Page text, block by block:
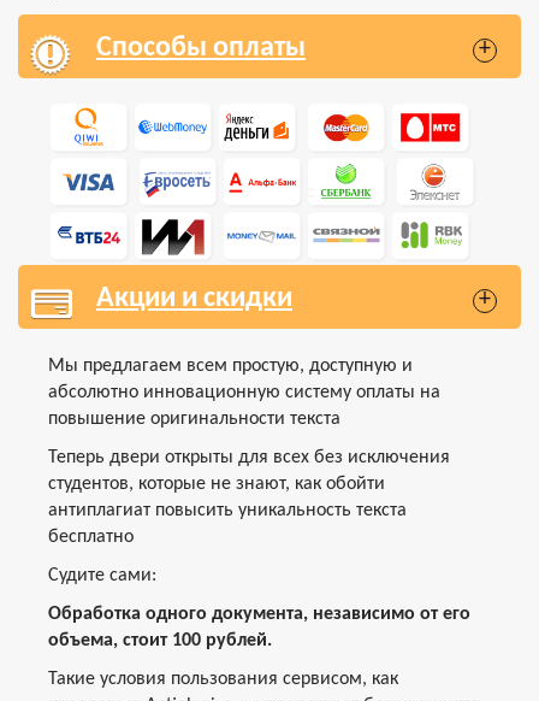
Способы оплаты +
Акции и скидки +
Мы предлагаем всем простую, доступную и
абсолютно инновационную систему оплаты на
повышение оригинальности текста
Теперь двери открыты для всех без исключения
студентов, которые не знают, как обойти
антиплагиат повысить уникальность текста
бесплатно
Судите сами:
Обработка одного документа, независимо от его
объема, стоит 100 рублей.
Такие условия пользования сервисом, как